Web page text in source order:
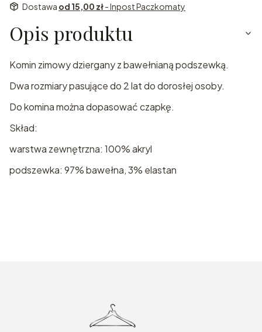
Dostawa od 15,00 zł- Inpost Paczkomaty
Opis produktu
Komin zimowy dziergany z bawełnianą podszewką.
Dwa rozmiary pasujące do 2 lat do dorosłej osoby.
Do komina można dopasować czapkę.
Skład:
warstwa zewnętrzna: 100% akryl
podszewka: 97% bawełna, 3% elastan